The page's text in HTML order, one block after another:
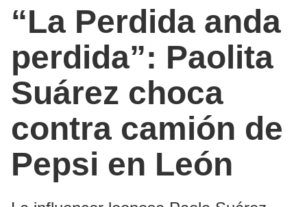
“La Perdida anda
perdida”: Paolita
Suárez choca
contra camión de
Pepsi en León